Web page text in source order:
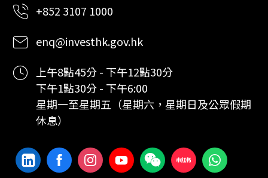
+852 3107 1000
enq@investhk.gov.hk
上午8點45分 - 下午12點30分
下午1點30分 - 下午6:00
星期一至星期五（星期六，星期日及公眾假期
休息）